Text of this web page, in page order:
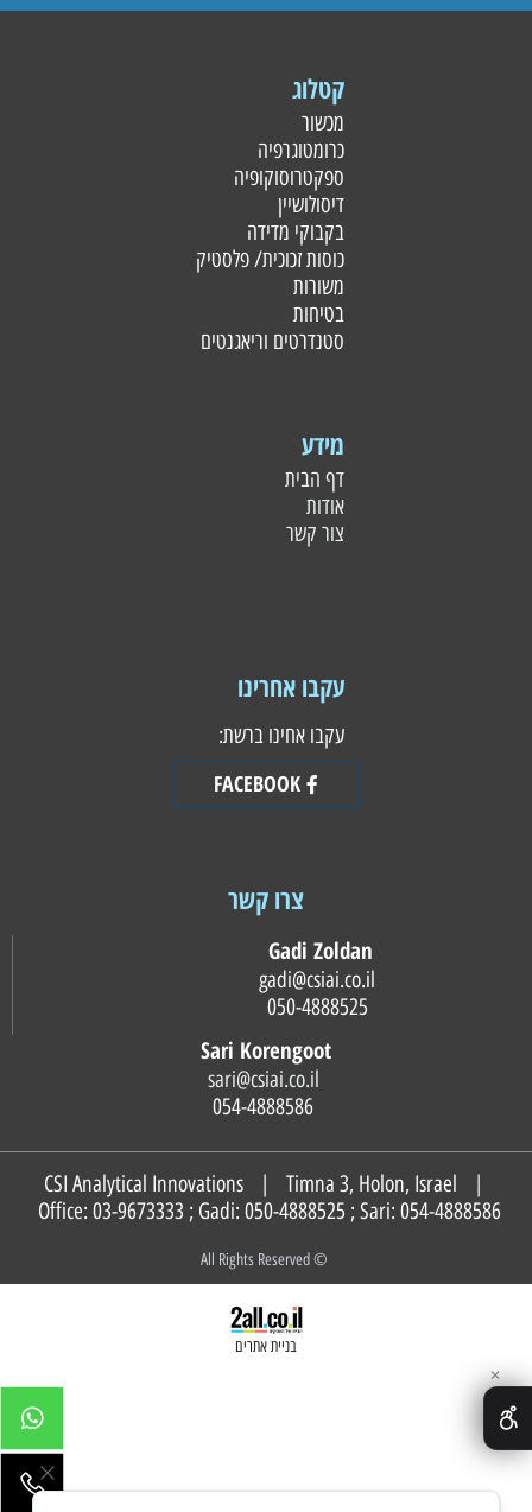
קטלוג
מכשור
כרומטוגרפיה
ספקטרוסוקופיה
דיסולושיין
בקבוקי מדידה
כוסות זכוכית/ פלסטיק
משורות
בטיחות
סטנדרטים וריאגנטים
מידע
דף הבית
אודות
צור קשר
עקבו אחרינו
עקבו אחינו ברשת:
FACEBOOK
צרו קשר
Gadi Zoldan
Sari Korengoot
sari@csiai.co.il
CSI Analytical Innovations | Timna 3, Holon, Israel |
Office: 03-9673333 ; Gadi: 050-4888525 ; Sari: 054-4888586
© All Rights Reserved
בניית אתרים
✕